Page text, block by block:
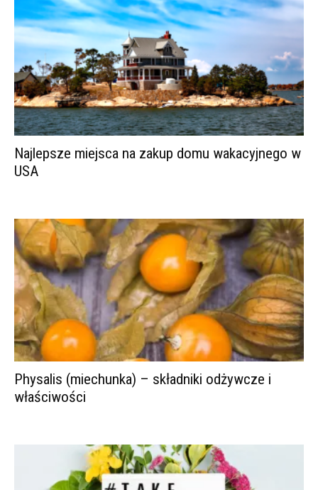
Najlepsze miejsca na zakup domu wakacyjnego w
USA
Physalis (miechunka) – składniki odżywcze i
właściwości